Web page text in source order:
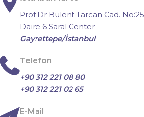
Prof Dr Bülent Tarcan Cad. No:25
Daire 6 Saral Center
Gayrettepe/İstanbul
Telefon
+90 312 221 08 80
+90 312 221 02 65
E-Mail